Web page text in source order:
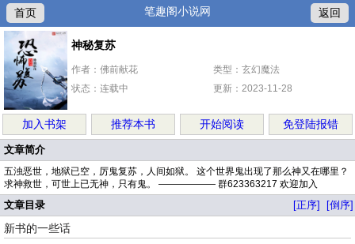
首页 笔趣阁小说网 返回
神秘复苏
作者：佛前献花
类型：玄幻魔法
状态：连载中
更新：2023-11-28
加入书架 推荐本书 开始阅读 免登陆报错
文章简介
五浊恶世，地狱已空，厉鬼复苏，人间如狱。 这个世界鬼出现了那么神又在哪里？
求神救世，可世上已无神，只有鬼。 —————— 群623363217 欢迎加入
文章目录 [正序] [倒序]
新书的一些话